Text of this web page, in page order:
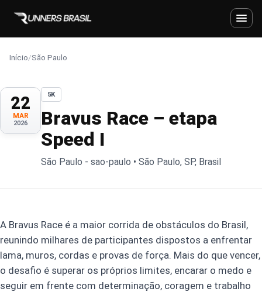
Início/São Paulo
22
MAR
2026
5K
Bravus Race – etapa
Speed I
São Paulo - sao-paulo • São Paulo, SP, Brasil
A Bravus Race é a maior corrida de obstáculos do Brasil,
reunindo milhares de participantes dispostos a enfrentar
lama, muros, cordas e provas de força. Mais do que vencer,
o desafio é superar os próprios limites, encarar o medo e
seguir em frente com determinação, coragem e trabalho